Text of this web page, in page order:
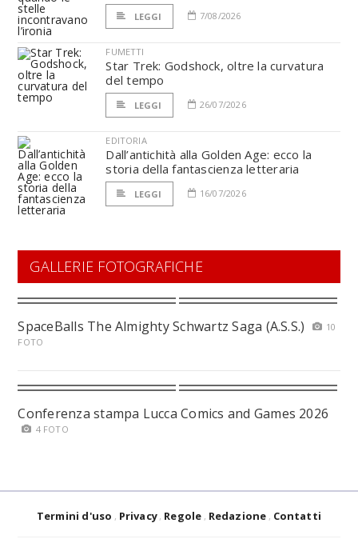
LEGGI 7/08/2026
FUMETTI
Star Trek: Godshock, oltre la curvatura
del tempo
LEGGI 26/07/2026
EDITORIA
Dall’antichità alla Golden Age: ecco la
storia della fantascienza letteraria
LEGGI 16/07/2026
GALLERIE FOTOGRAFICHE
SpaceBalls The Almighty Schwartz Saga (A.S.S.)
10
FOTO
Conferenza stampa Lucca Comics and Games 2026
4 FOTO
Termini d'uso Privacy Regole Redazione Contatti